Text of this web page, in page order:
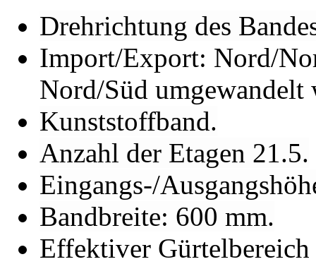
Drehrichtung des
Import/Export: Nord/
Nord/Süd umgewandelt
Kunststoffband.
Anzahl der Etagen 21.5.
Eingangs-/
Bandbreite: 600 mm.
Effektiver Gürtelbereich